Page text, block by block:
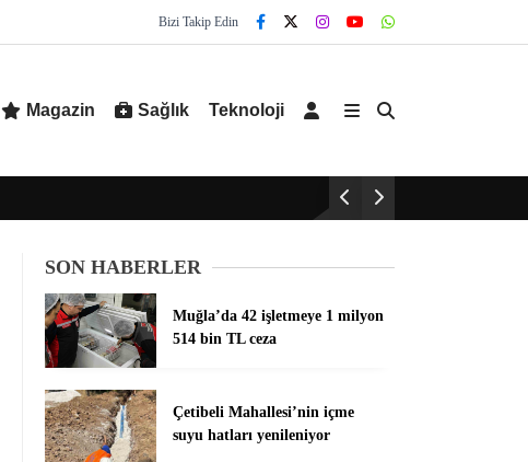
Bizi Takip Edin
Magazin Sağlık Teknoloji
SON HABERLER
Muğla’da 42 işletmeye 1 milyon
514 bin TL ceza
Çetibeli Mahallesi’nin içme
suyu hatları yenileniyor